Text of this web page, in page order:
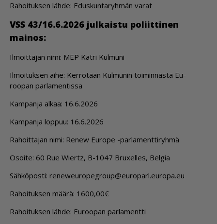
Ra­hoi­tuk­sen läh­de: Edus­kun­ta­ryh­män va­rat
VSS 43/16.6.2026 jul­kais­tu po­liit­ti­nen
mai­nos:
Il­moit­ta­jan nimi: MEP Kat­ri Kul­mu­ni
Il­moi­tuk­sen ai­he: Ker­ro­taan Kul­mu­nin toi­min­nas­ta Eu­
roo­pan par­la­men­tis­sa
Kam­pan­ja al­kaa: 16.6.2026
Kam­pan­ja lop­puu: 16.6.2026
Ra­hoit­ta­jan nimi: Re­new Eu­ro­pe -par­la­ment­ti­ryh­mä
Osoi­te: 60 Rue Wiertz, B-1047 Bru­xel­les, Bel­gia
Säh­kö­pos­ti: re­ne­weu­ro­peg­roup@eu­ro­parl.eu­ro­pa.eu
Ra­hoi­tuk­sen mää­rä: 1600,00€
Ra­hoi­tuk­sen läh­de: Eu­roo­pan par­la­ment­ti